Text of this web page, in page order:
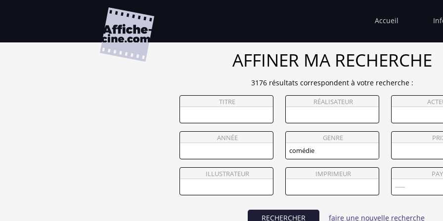
Accueil
AFFINER MA RECHERCHE
3176 résultats correspondent à votre recherche :
TITRE RÉALISATEUR
ANNÉE GENRE
ILLUSTRATEUR IMPRIMEUR
RECHERCHER faire une nouvelle recherche